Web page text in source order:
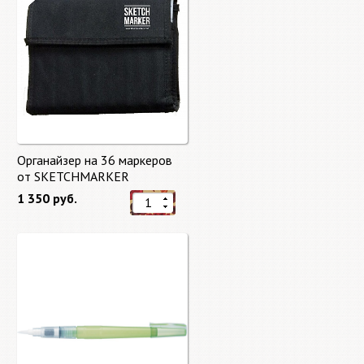
Органайзер на 36 маркеров
от SKETCHMARKER
1 350 руб.